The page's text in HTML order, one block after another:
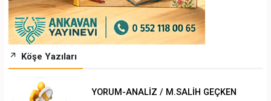
Köşe Yazıları
YORUM-ANALİZ / M.SALİH GEÇKEN